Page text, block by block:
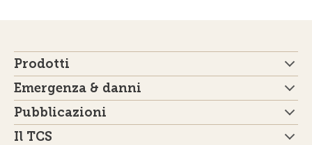
Prodotti
Emergenza & danni
Pubblicazioni
Il TCS